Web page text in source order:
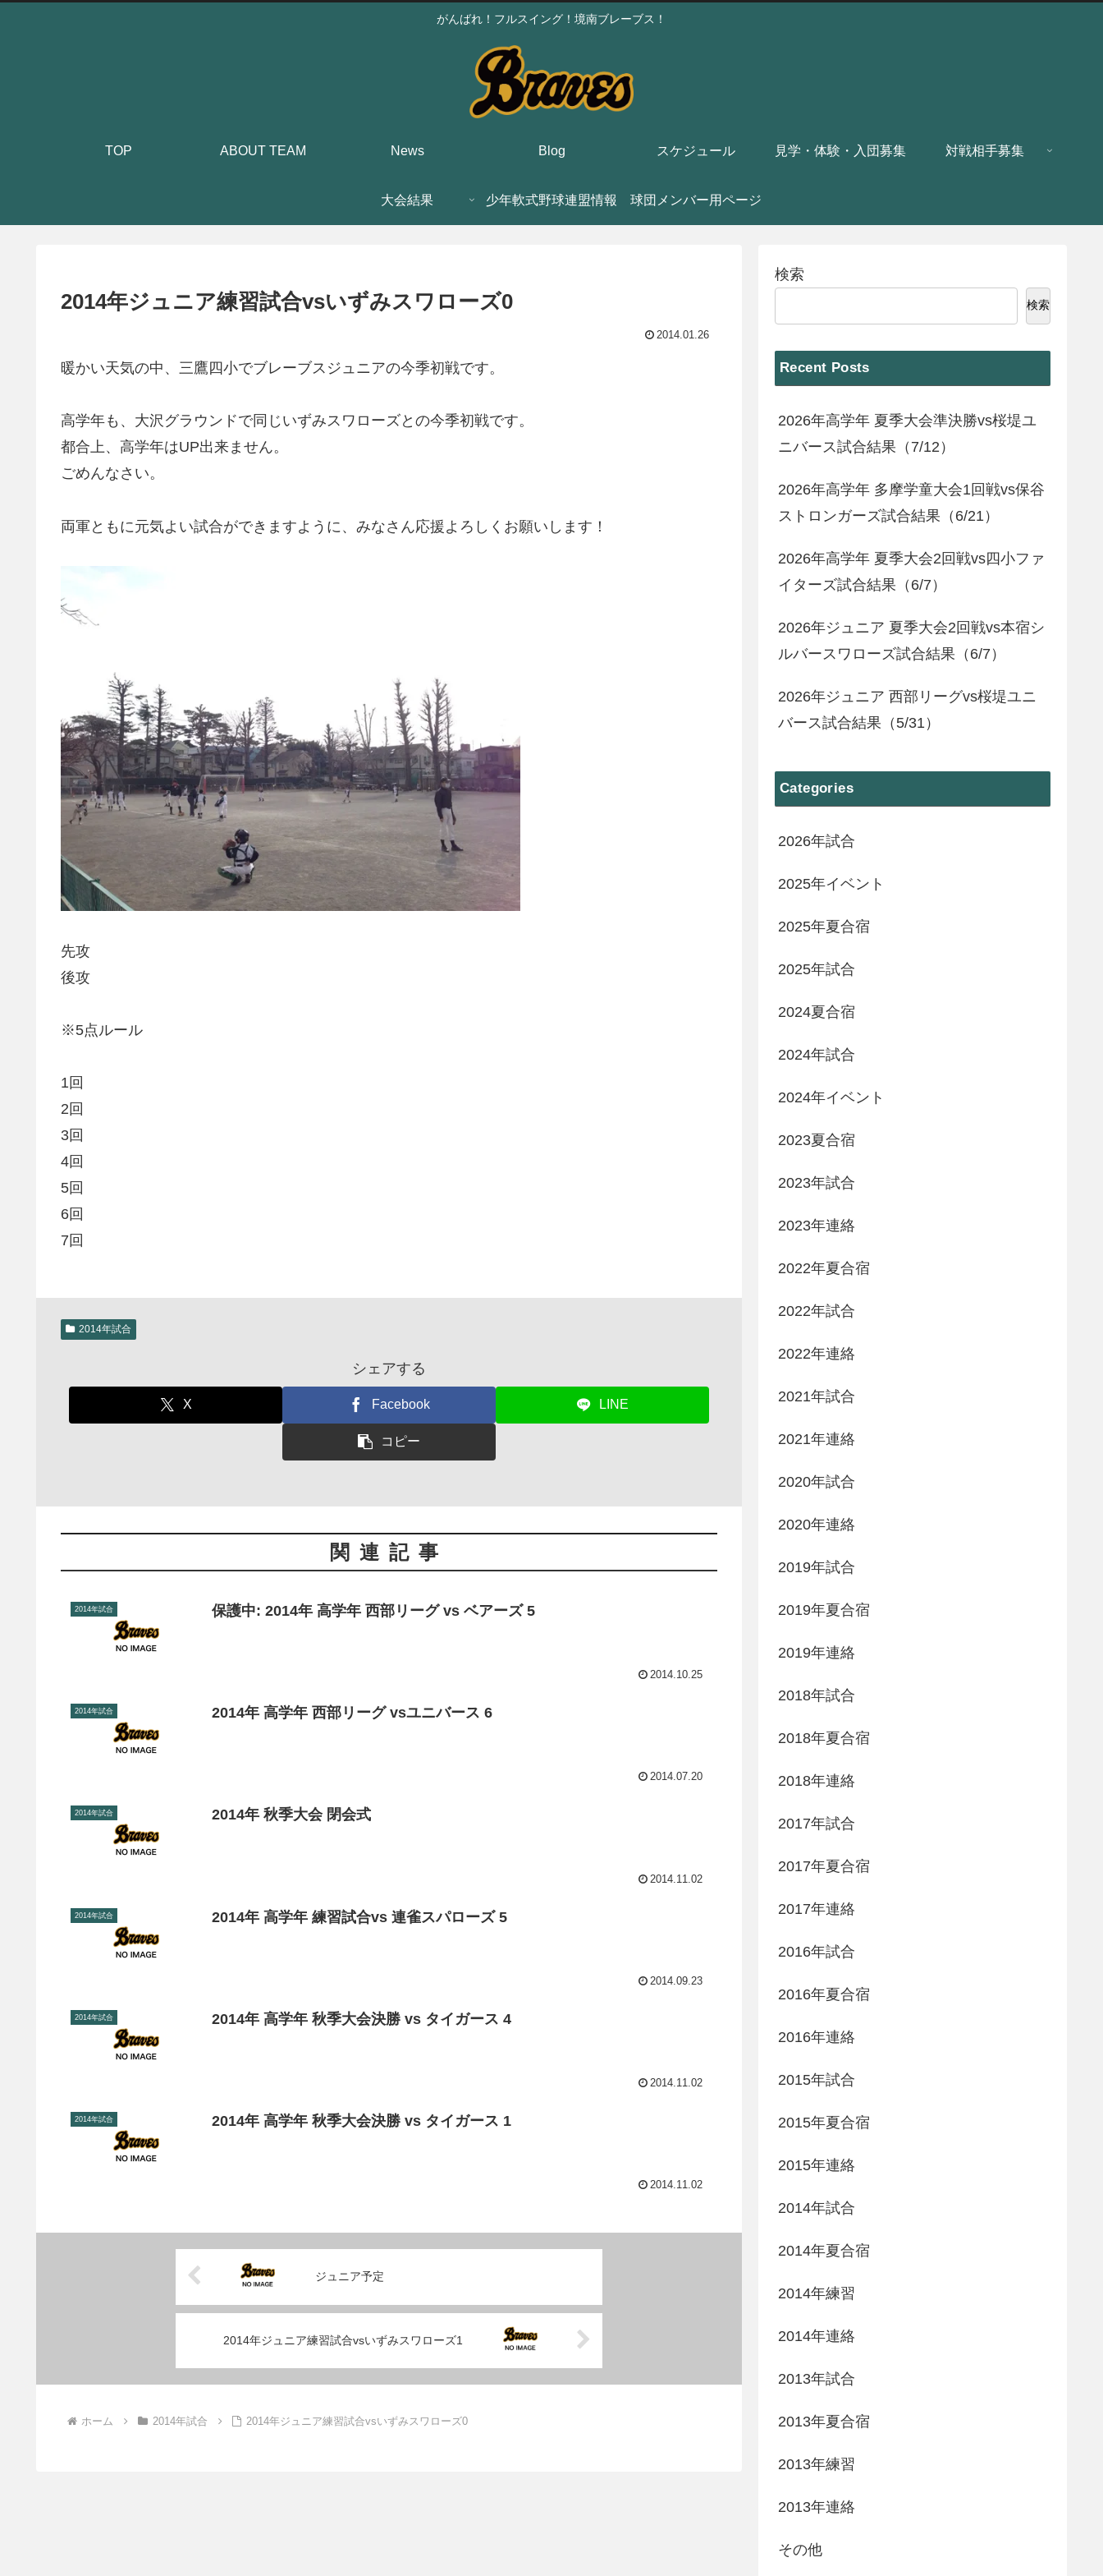
がんばれ！フルスイング！境南ブレーブス！
TOP ABOUT TEAM News Blog スケジュール 見学・体験・入団募集 対戦相手募集
大会結果 少年軟式野球連盟情報 球団メンバー用ページ
2014年ジュニア練習試合vsいずみスワローズ0
2014.01.26
暖かい天気の中、三鷹四小でブレーブスジュニアの今季初戦です。
高学年も、大沢グラウンドで同じいずみスワローズとの今季初戦です。
都合上、高学年はUP出来ません。
ごめんなさい。
両軍ともに元気よい試合ができますように、みなさん応援よろしくお願いします！
先攻
後攻
※5点ルール
1回
2回
3回
4回
5回
6回
7回
2014年試合
シェアする
X Facebook LINE
コピー
関連記事
2014年試合 保護中: 2014年 高学年 西部リーグ vs ベアーズ 5
2014.10.25
2014年試合 2014年 高学年 西部リーグ vsユニバース 6
2014.07.20
2014年試合 2014年 秋季大会 閉会式
2014.11.02
2014年試合 2014年 高学年 練習試合vs 連雀スパローズ 5
2014.09.23
2014年試合 2014年 高学年 秋季大会決勝 vs タイガース 4
2014.11.02
2014年試合 2014年 高学年 秋季大会決勝 vs タイガース 1
2014.11.02
ジュニア予定
2014年ジュニア練習試合vsいずみスワローズ1
ホーム 2014年試合 2014年ジュニア練習試合vsいずみスワローズ0
検索
検索
Recent Posts
2026年高学年 夏季大会準決勝vs桜堤ユ
ニバース試合結果（7/12）
2026年高学年 多摩学童大会1回戦vs保谷
ストロンガーズ試合結果（6/21）
2026年高学年 夏季大会2回戦vs四小ファ
イターズ試合結果（6/7）
2026年ジュニア 夏季大会2回戦vs本宿シ
ルバースワローズ試合結果（6/7）
2026年ジュニア 西部リーグvs桜堤ユニ
バース試合結果（5/31）
Categories
2026年試合
2025年イベント
2025年夏合宿
2025年試合
2024夏合宿
2024年試合
2024年イベント
2023夏合宿
2023年試合
2023年連絡
2022年夏合宿
2022年試合
2022年連絡
2021年試合
2021年連絡
2020年試合
2020年連絡
2019年試合
2019年夏合宿
2019年連絡
2018年試合
2018年夏合宿
2018年連絡
2017年試合
2017年夏合宿
2017年連絡
2016年試合
2016年夏合宿
2016年連絡
2015年試合
2015年夏合宿
2015年連絡
2014年試合
2014年夏合宿
2014年練習
2014年連絡
2013年試合
2013年夏合宿
2013年練習
2013年連絡
その他